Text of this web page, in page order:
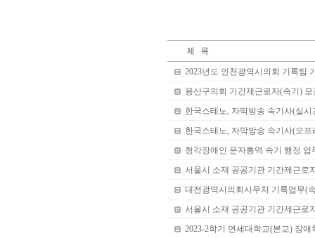
2023년도 인천광역시의회 기록팀
용산구의회 기간제근로자(속기) 모
한국스테노, 자막방송 속기사(실
한국스테노, 자막방송 속기사(오
청각장애인 문자통역 속기 행정 업
서울시 소재 공공기관 기간제근로
대전광역시의회사무처 기록업무(
서울시 소재 공공기관 기간제근로
2023-2학기 연세대학교(본교) 장